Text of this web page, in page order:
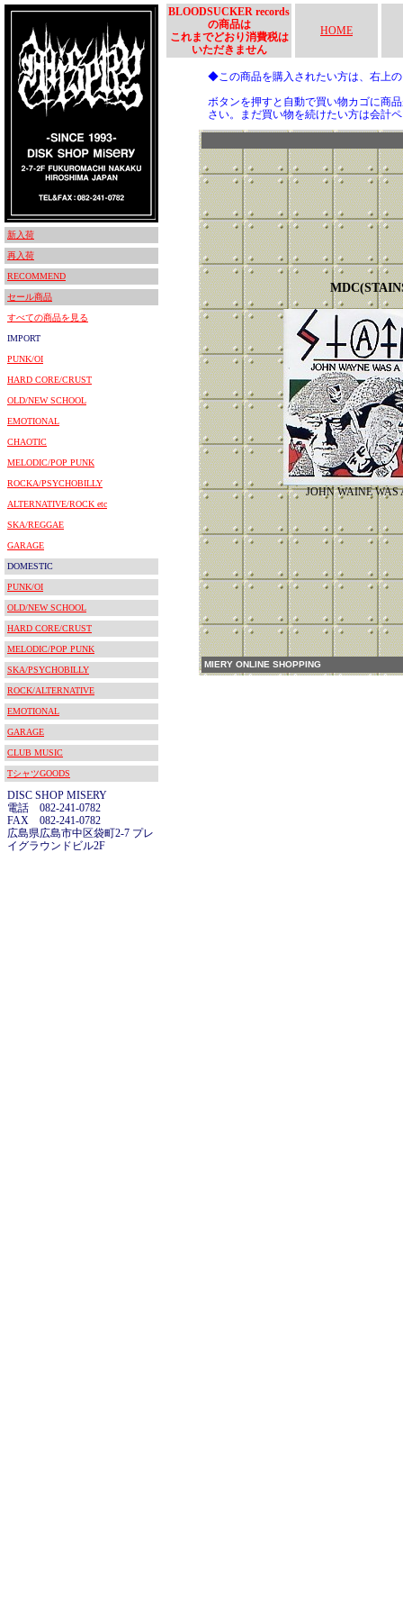
新入荷
再入荷
RECOMMEND
セール商品
すべての商品を見る
IMPORT
PUNK/OI
HARD CORE/CRUST
OLD/NEW SCHOOL
EMOTIONAL
CHAOTIC
MELODIC/POP PUNK
ROCKA/PSYCHOBILLY
ALTERNATIVE/ROCK etc
SKA/REGGAE
GARAGE
DOMESTIC
PUNK/OI
OLD/NEW SCHOOL
HARD CORE/CRUST
MELODIC/POP PUNK
SKA/PSYCHOBILLY
ROCK/ALTERNATIVE
EMOTIONAL
GARAGE
CLUB MUSIC
TシャツGOODS
DISC SHOP MISERY
電話 082-241-0782
FAX 082-241-0782
広島県広島市中区袋町2-7 プレ
イグラウンドビル2F
BLOODSUCKER records
の商品は
これまでどおり消費税は
いただきません
HOME
◆この商品を購入されたい方は、右上
ボタンを押すと自動で買い物カゴに商
さい。まだ買い物を続けたい方は会計
JOHN WAINE WAS
MIERY ONLINE SHOPPING